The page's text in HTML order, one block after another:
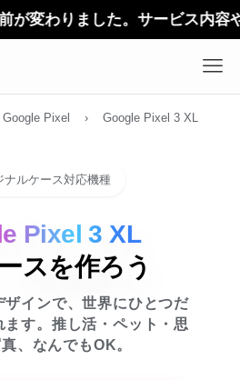
ました。サービス内容やご利
Google Pixel › Google Pixel 3 XL
ナルケース対応機種
Pixel 3 XL
スを作ろう
ザインで、世界にひとつだ
ます。推し活・ペット・思
、なんでもOK。